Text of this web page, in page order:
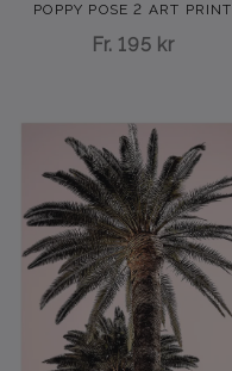
POPPY POSE 2 ART PRINT
Fr. 195 kr